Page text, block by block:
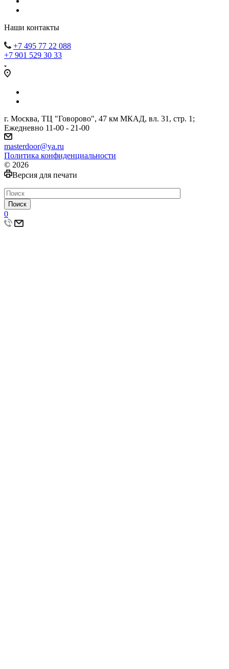
Наши контакты
+7 495 77 22 088
+7 901 529 30 33
г. Москва, ТЦ "Говорово", 47 км МКАД, вл. 31, стр. 1;
Ежедневно 11-00 - 21-00
masterdoor@ya.ru
Политика конфиденциальности
© 2026
Версия для печати
Поиск
0